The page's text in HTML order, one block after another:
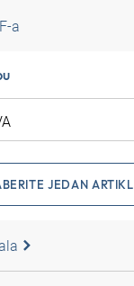
a
JEDAN ARTIKL